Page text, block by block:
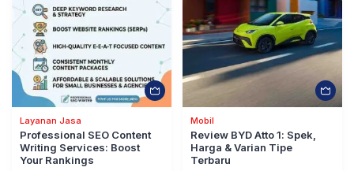
Layanan Jasa
Professional SEO Content
Writing Services: Boost
Your Rankings
Mobil
Review BYD Atto 1: Spek,
Harga & Varian Tipe
Terbaru